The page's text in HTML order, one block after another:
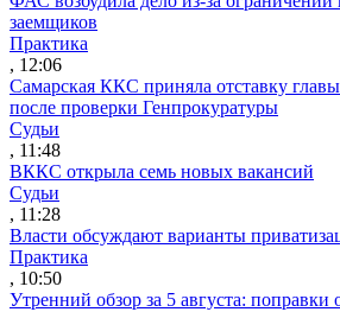
заемщиков
Практика
, 12:06
Самарская ККС приняла отставку
после проверки Генпрокуратуры
Судьи
, 11:48
ВККС открыла семь новых вакансий
Судьи
, 11:28
Власти обсуждают варианты
Практика
, 10:50
Утренний обзор за 5 августа: поправки